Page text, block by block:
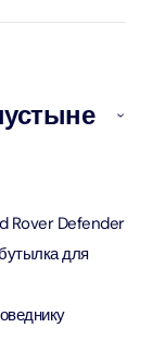
Rover Defender
для